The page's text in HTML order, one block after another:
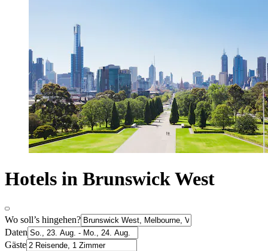
Hotels in Brunswick West
Wo soll’s hingehen?
Daten
Gäste